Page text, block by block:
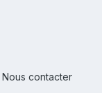
Nous contacter